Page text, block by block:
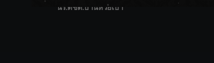
นร.ตชด.บ้านห้วยเป้า